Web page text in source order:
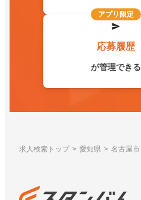
アプリ限定
応募履歴
が管理できる
求人検索トップ 愛知県 名古屋市